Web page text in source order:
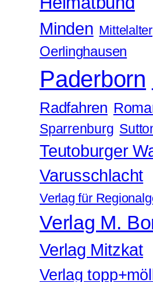
Minden Mittelalter
Oerlinghausen
Paderborn
Radfahren
Sparrenburg
Teutoburger
Varusschlacht
Verlag für
Verlag M.
Verlag Mitzkat
Verlag